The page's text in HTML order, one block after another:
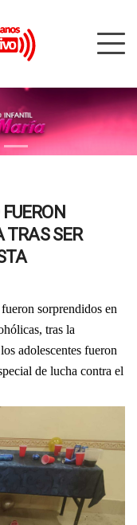
TRAS SER
sorprendidos en
tras la
adolescentes fueron
de lucha contra el